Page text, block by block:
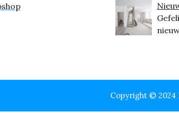
Copyright © 2024